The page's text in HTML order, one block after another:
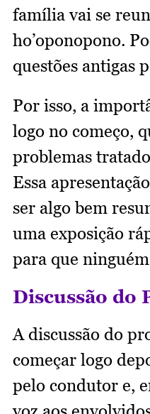
família vai se
ho’oponopono.
questões antigas
Por isso, a
logo no começo,
problemas
Essa
ser algo bem
uma exposição
para que
Discussão do
A discussão do
começar logo
pelo condutor e,